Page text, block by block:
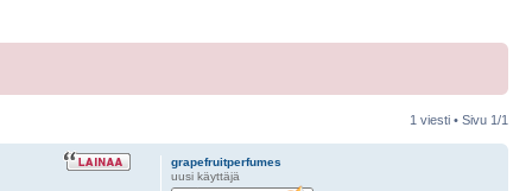
1 viesti • Sivu 1/1
grapefruitperfumes
uusi käyttäjä